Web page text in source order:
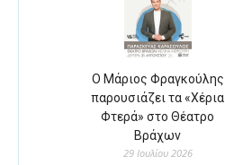
Ο Μάριος Φραγκούλης
παρουσιάζει τα «Χέρια
Φτερά» στο Θέατρο
Βράχων
29 Ιουλίου 2026